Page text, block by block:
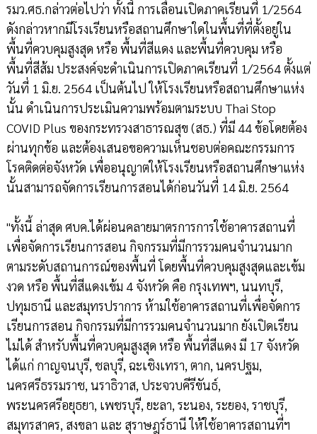
รมว.ศธ.กล่าวต่อไปว่า ทั้งนี้ การเลื่อนเปิดภาคเรียนที่ 1/2564
ดังกล่าวหากมีโรงเรียนหรือสถานศึกษาใดในพื้นที่ที่ตั้งอยู่ใน
พื้นที่ควบคุมสูงสุด หรือ พื้นที่สีแดง และพื้นที่ควบคุม หรือ
พื้นที่สีส้ม ประสงค์จะดำเนินการเปิดภาคเรียนที่ 1/2564 ตั้งแต่
วันที่ 1 มิ.ย. 2564 เป็นต้นไป ให้โรงเรียนหรือสถานศึกษาแห่ง
นั้น ดำเนินการประเมินความพร้อมตามระบบ Thai Stop
COVID Plus ของกระทรวงสาธารณสุข (สธ.) ที่มี 44 ข้อโดยต้อง
ผ่านทุกข้อ และต้องเสนอขอความเห็นชอบต่อคณะกรรมการ
โรคติดต่อจังหวัด เพื่ออนุญาตให้โรงเรียนหรือสถานศึกษาแห่ง
นั้นสามารถจัดการเรียนการสอนได้ก่อนวันที่ 14 มิ.ย. 2564
"ทั้งนี้ ล่าสุด ศบค.ได้ผ่อนคลายมาตรการการใช้อาคารสถานที่
เพื่อจัดการเรียนการสอน กิจกรรมที่มีการรวมคนจำนวนมาก
ตามระดับสถานการณ์ของพื้นที่ โดยพื้นที่ควบคุมสูงสุดและเข้ม
งวด หรือ พื้นที่สีแดงเข้ม 4 จังหวัด คือ กรุงเทพฯ, นนทบุรี,
ปทุมธานี และสมุทรปราการ ห้ามใช้อาคารสถานที่เพื่อจัดการ
เรียนการสอน กิจกรรมที่มีการรวมคนจำนวนมาก ยังเปิดเรียน
ไม่ได้ สำหรับพื้นที่ควบคุมสูงสุด หรือ พื้นที่สีแดง มี 17 จังหวัด
ได้แก่ กาญจนบุรี, ชลบุรี, ฉะเชิงเทรา, ตาก, นครปฐม,
นครศรีธรรมราช, นราธิวาส, ประจวบคีรีขันธ์,
พระนครศรีอยุธยา, เพชรบุรี, ยะลา, ระนอง, ระยอง, ราชบุรี,
สมุทรสาคร, สงขลา และ สุราษฎร์ธานี ให้ใช้อาคารสถานที่ฯ